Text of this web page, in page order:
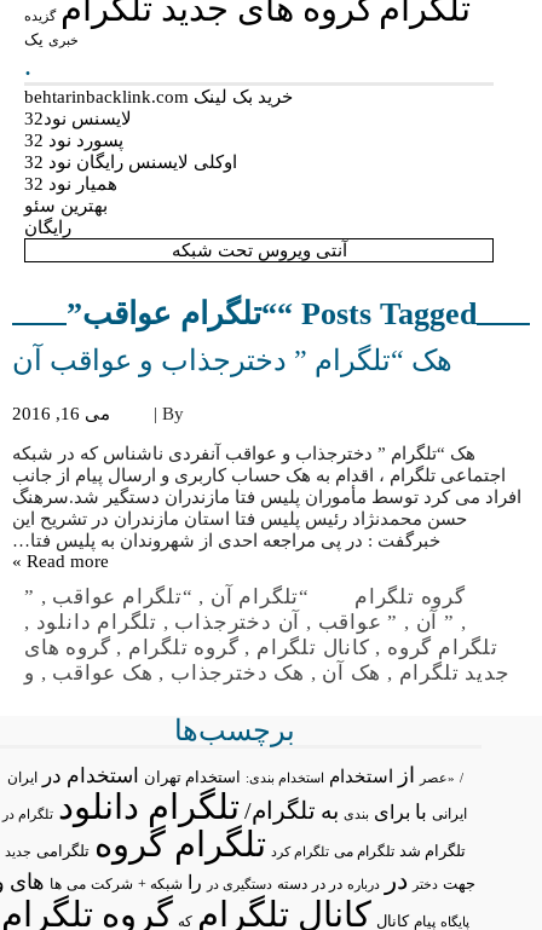
تلگرامگروه های جدید تلگرام گزیده
خبری یک
خرید بک لینک behtarinbacklink.com
لایسنس نود32
پسورد نود 32
اوکلی لایسنس رایگان نود 32
همیار نود 32
بهترین سئو
رایگان
آنتی ویروس تحت شبکه
Posts Tagged ““تلگرام عواقب”
هک “تلگرام ” دخترجذاب و عواقب آن
By | می 16, 2016
هک “تلگرام ” دخترجذاب و عواقب آنفردی ناشناس که در شبکه
اجتماعی تلگرام ، اقدام به هک حساب کاربری و ارسال پیام از جانب
افراد می کرد توسط مأموران پلیس فتا مازندران دستگیر شد.سرهنگ
حسن محمدنژاد رئیس پلیس فتا استان مازندران در تشریح این
خبرگفت : در پی مراجعه احدی از شهروندان به پلیس فتا…
Read more »
گروه تلگرام “تلگرام آن, “تلگرام عواقب,
”
” آن, ” عواقب, آن دخترجذاب, تلگرام دانلود,
تلگرام گروه, کانال تلگرام , گروه تلگرام, گروه های
جدید تلگرام, هک آن, هک دخترجذاب, هک عواقب, و
برچسب‌ها
«عصر از استخدام استخدام بندی: استخدام تهران استخدام در ایران
ایرانی با برای بندی بهتلگرام/تلگرام دانلود تلگرام در
تلگرام شد تلگرام می تلگرام کرد تلگرام گروه تلگرامی جدید
جهت دختر در درباره در در دسته دستگیری در را شبکه + شرکت می ها های و
پایگاه پیام کانال کانال تلگرام که گروه تلگرام